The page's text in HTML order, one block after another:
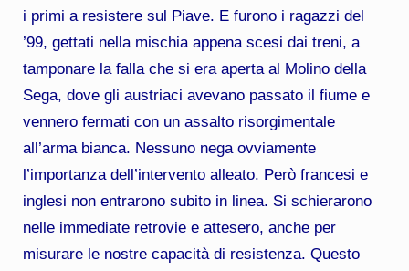
i primi a resistere sul Piave. E furono i ragazzi del
’99, gettati nella mischia appena scesi dai treni, a
tamponare la falla che si era aperta al Molino della
Sega, dove gli austriaci avevano passato il fiume e
vennero fermati con un assalto risorgimentale
all’arma bianca. Nessuno nega ovviamente
l’importanza dell’intervento alleato. Però francesi e
inglesi non entrarono subito in linea. Si schierarono
nelle immediate retrovie e attesero, anche per
misurare le nostre capacità di resistenza. Questo